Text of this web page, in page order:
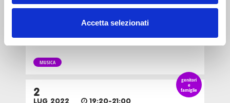
Accetta selezionati
LUG 2018 18:00-18:00
Fondazione Stelline: Concerti per famiglie
MUSICA
genitori
e
famiglie
2